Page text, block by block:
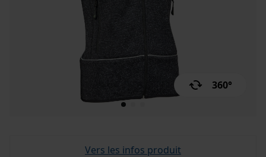
360°
Vers les infos produit